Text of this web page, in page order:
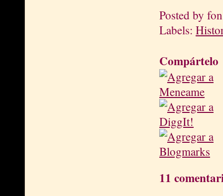
Posted by
Labels:
Compártelo
11